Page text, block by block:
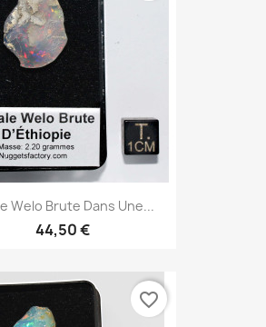
Welo Brute Dans Une...
44,50 €
favorite_border